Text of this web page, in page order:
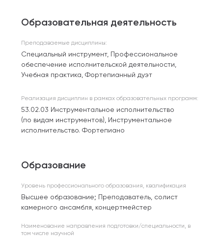
Образовательная деятельность
Преподаваемые дисциплины:
Специальный инструмент, Профессиональное
обеспечение исполнительской деятельности,
Учебная практика, Фортепианный дуэт
Реализация дисциплин в рамках образовательных программ:
53.02.03 Инструментальное исполнительство
(по видам инструментов), Инструментальное
исполнительство. Фортепиано
Образование
Уровень профессионального образования, квалификация
Высшее образование; Преподаватель, солист
камерного ансамбля, концертмейстер
Наименование направления подготовки/специальности, в
том числе научной